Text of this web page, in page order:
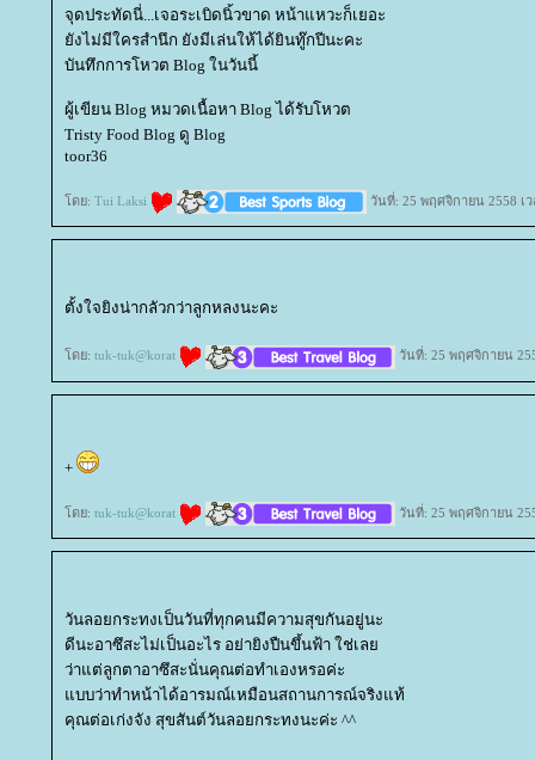
จุดประทัดนี่...เจอระเบิดนิ้วขาด หน้าแหวะก็เยอะ
ังไม่มีใครสำนึก ยังมีเล่นให้ได้ยินทู๊กปีนะคะ
บันทึกการโหวต Blog ในวันนี้
ผู้เขียน Blog หมวดเนื้อหา Blog ได้รับโหวต
Tristy Food Blog ดู Blog
toor36
ดย: Tui Laksi วันที่: 25 พฤศจิกายน 2558 เ
ตั้งใจยิงน่ากลัวกว่าลูกหลงนะคะ
ดย: tuk-tuk@korat วันที่: 25 พฤศจิกายน
+
ดย: tuk-tuk@korat วันที่: 25 พฤศจิกายน
วันลอยกระทงเป็นวันที่ทุกคนมีความสุขกันอยู่นะ
ดีนะอาซึสะไม่เป็นอะไร อย่ายิงปืนขึ้นฟ้า ใช่เล
ว่าแต่ลูกตาอาซึสะนั่นคุณต่อทำเองหรอค่ะ
บบว่าทำหน้าได้อารมณ์เหมือนสถานการณ์จริงแท้
คุณต่อเก่งจัง สุขสันต์วันลอยกระทงนะค่ะ ^^